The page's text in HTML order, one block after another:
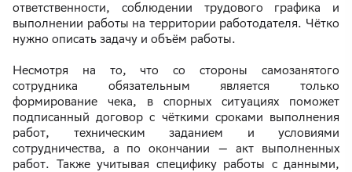
ответственности, соблюдении трудового графика и
выполнении работы на территории работодателя. Чётко
нужно описать задачу и объём работы.
Несмотря на то, что со стороны самозанятого
сотрудника обязательным является только
формирование чека, в спорных ситуациях поможет
подписанный договор с чёткими сроками выполнения
работ, техническим заданием и условиями
сотрудничества, а по окончании — акт выполненных
работ. Также учитывая специфику работы с данными,